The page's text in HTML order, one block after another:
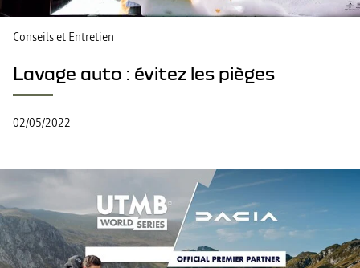
Conseils et Entretien
Lavage auto : évitez les pièges
02/05/2022